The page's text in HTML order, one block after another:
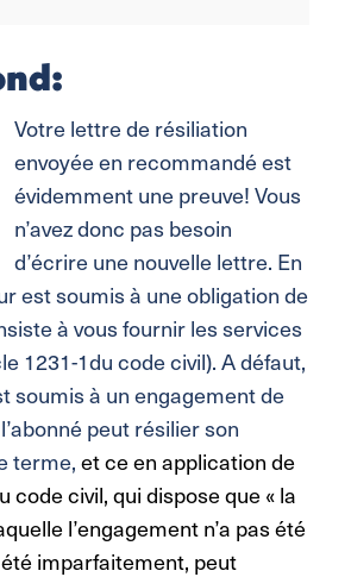
Votre lettre de résiliation
envoyée en recommandé est
évidemment une preuve! Vous
n’avez donc pas besoin
d’écrire une nouvelle lettre. En
est soumis à une obligation de
à vous fournir les services
1231-1du code civil). A défaut,
soumis à un engagement de
peut résilier son
terme, et ce en application de
code civil, qui dispose que « la
l’engagement n’a pas été
été imparfaitement, peut